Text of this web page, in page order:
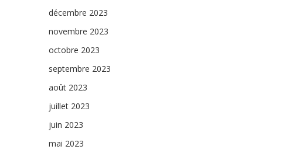
décembre 2023
novembre 2023
octobre 2023
septembre 2023
août 2023
juillet 2023
juin 2023
mai 2023